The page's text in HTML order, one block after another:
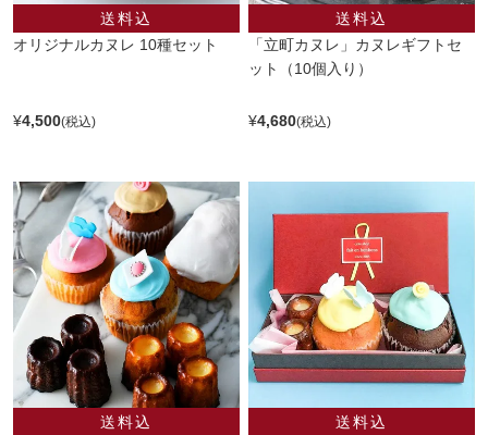
オリジナルカヌレ 10種セット
¥4,500
「立町カヌレ」カヌレギフトセ
ット（10個入り）
¥4,680